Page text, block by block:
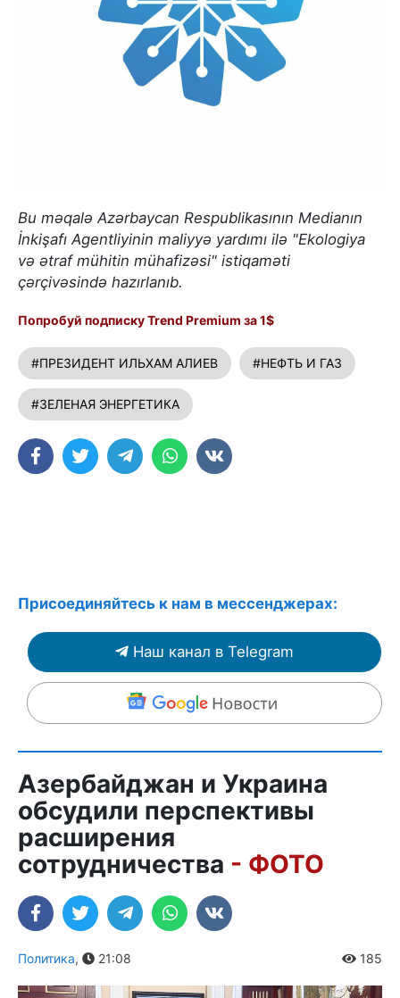
Bu məqalə Azərbaycan Respublikasının Medianın
İnkişafı Agentliyinin maliyyə yardımı ilə "Ekologiya
və ətraf mühitin mühafizəsi" istiqaməti
çərçivəsində hazırlanıb.
Попробуй подписку Trend Premium за 1$
#ПРЕЗИДЕНТ ИЛЬХАМ АЛИЕВ #НЕФТЬ И ГАЗ
#ЗЕЛЕНАЯ ЭНЕРГЕТИКА
Присоединяйтесь к нам в мессенджерах:
Наш канал в Telegram
Азербайджан и Украина
обсудили перспективы
расширения
сотрудничества - ФОТО
Политика, 21:08 185